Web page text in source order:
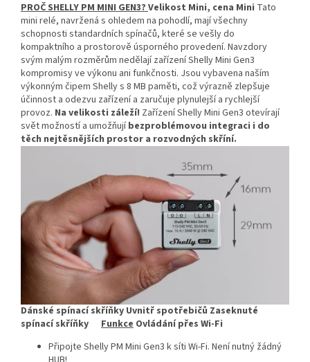
PROČ SHELLY PM MINI GEN3?Velikost Mini, cena Mini Tato
mini relé, navržená s ohledem na pohodlí, mají všechny
schopnosti standardních spínačů, které se vešly do
kompaktního a prostorově úsporného provedení. Navzdory
svým malým rozměrům nedělají zařízení Shelly Mini Gen3
kompromisy ve výkonu ani funkčnosti. Jsou vybavena naším
výkonným čipem Shelly s 8 MB paměti, což výrazně zlepšuje
účinnost a odezvu zařízení a zaručuje plynulejší a rychlejší
provoz. Na velikosti záleží! Zařízení Shelly Mini Gen3 otevírají
svět možností a umožňujíbezproblémovou integraci i do
těch nejtěsnějších prostor a rozvodných skříní.
Dánské spínací skříňky Uvnitř spotřebičů Zaseknuté
spínací skříňky
Funkce Ovládání přes Wi-Fi
Připojte Shelly PM Mini Gen3 k síti Wi-Fi. Není nutný žádný